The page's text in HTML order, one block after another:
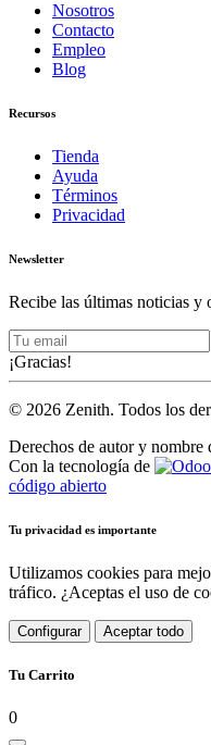
Nosotros
Contacto
Empleo
Blog
Recursos
Tienda
Ayuda
Términos
Privacidad
Newsletter
Recibe las últimas noticias y
¡Gracias!
© 2026 Zenith. Todos los
Derechos de autor y nombre
Con la tecnología de
código abierto
Tu privacidad es importante
Utilizamos cookies para
tráfico. ¿Aceptas el uso de
Configurar Aceptar todo
Tu Carrito
0